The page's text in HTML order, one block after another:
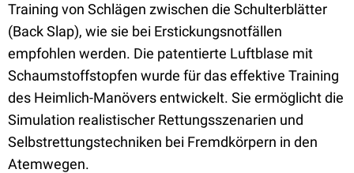
Training von Schlägen zwischen die Schulterblätter
(Back Slap), wie sie bei Erstickungsnotfällen
empfohlen werden. Die patentierte Luftblase mit
Schaumstoffstopfen wurde für das effektive Training
des Heimlich-Manövers entwickelt. Sie ermöglicht die
Simulation realistischer Rettungsszenarien und
Selbstrettungstechniken bei Fremdkörpern in den
Atemwegen.